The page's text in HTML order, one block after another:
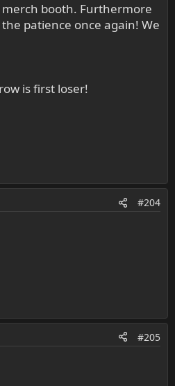
booth. Furthermore
patience once again! We
is first loser!
#204
#205